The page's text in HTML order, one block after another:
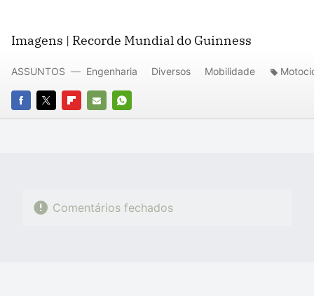
Imagens | Recorde Mundial do Guinness
FACEBOOK
TWITTERFLIPBOARD
E-
WHATSAPP
ASSUNTOS Engenharia Diversos Mobilidade
Comentários fechados